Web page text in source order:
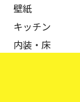
壁紙
キッチン
内装・床